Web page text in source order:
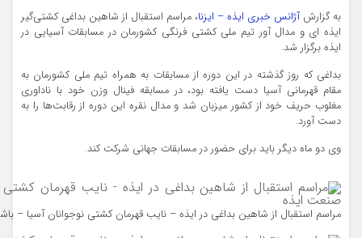
به گزارشآژانس خبری ایذه – ایزنا، مراسم استقبال از شاهین بداغی کشتی‌گیر
ایذه ای و مدال آور تیم ملی کشتی فرنگی کشورمان در مسابقات آسیایی در
ایذه برگزار شد.
بداغی که روز گذشته در این دوره از مسابقات به همراه تیم ملی کشورمان به
مقام قهرمانی آسیا دست یافته بود، در مسابقه فینال وزن خود با ناداوری
مغلوب حریف خود از کشور میزبان شد و مدال نقره این دوره از رقابت‌ها را به
دست آورد.
وی دو ماه دیگر باید برای حضور در مسابقات جهانی شرکت کند.
مراسم استقبال از شاهین بداغی در ایذه – نایب قهرمان کشتی نوجوانان آسیا –